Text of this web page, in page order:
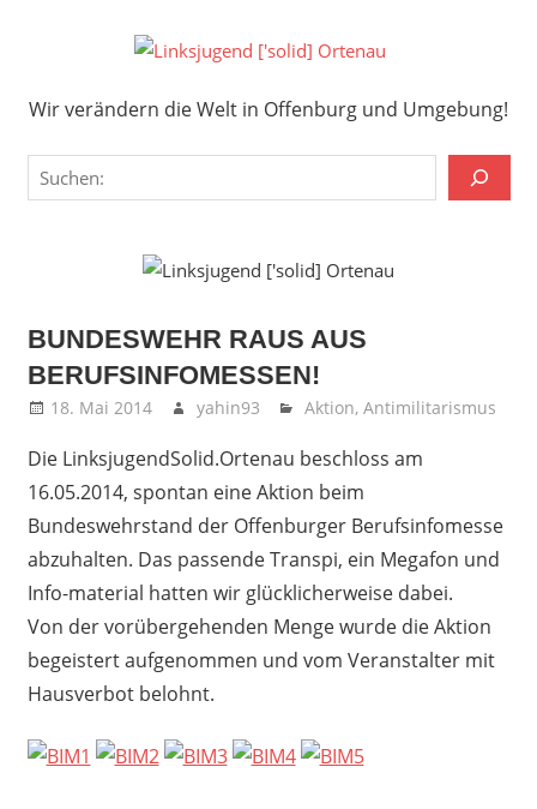
Wir verändern die Welt in Offenburg und Umgebung!
BUNDESWEHR RAUS AUS
BERUFSINFOMESSEN!
18. Mai 2014 yahin93 Aktion,Antimilitarismus
Die LinksjugendSolid.Ortenau beschloss am
16.05.2014, spontan eine Aktion beim
Bundeswehrstand der Offenburger Berufsinfomesse
abzuhalten. Das passende Transpi, ein Megafon und
Info-material hatten wir glücklicherweise dabei.
Von der vorübergehenden Menge wurde die Aktion
begeistert aufgenommen und vom Veranstalter mit
Hausverbot belohnt.